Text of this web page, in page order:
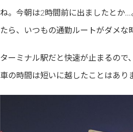
ね。今朝は2時間前に出ましたとか
たら、いつもの通勤ルートがダメな
ターミナル駅だと快速が止まるので
車の時間は短いに越したことはあり